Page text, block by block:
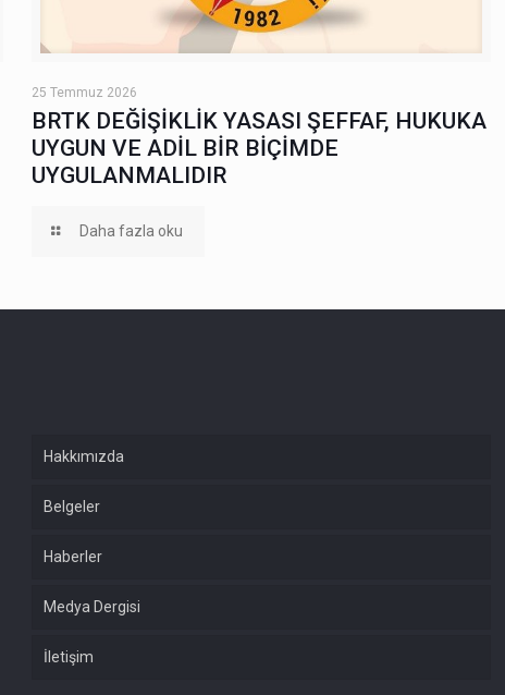
25 Temmuz 2026
BRTK DEĞİŞİKLİK YASASI ŞEFFAF, HUKUKA
UYGUN VE ADİL BİR BİÇİMDE
UYGULANMALIDIR
Daha fazla oku
Hakkımızda
Belgeler
Haberler
Medya Dergisi
İletişim